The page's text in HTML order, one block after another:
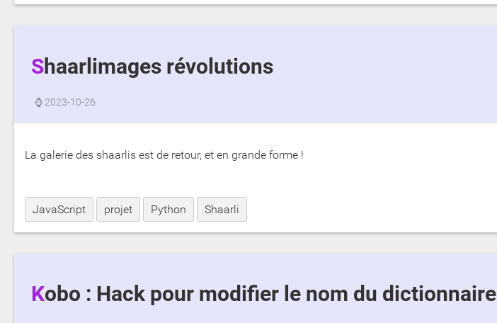
Shaarlimages révolutions
⌚ 2023-10-26
La galerie des shaarlis est de retour, et en grande forme !
JavaScript projet Python Shaarli
Kobo : Hack pour modifier le nom du dictionnaire